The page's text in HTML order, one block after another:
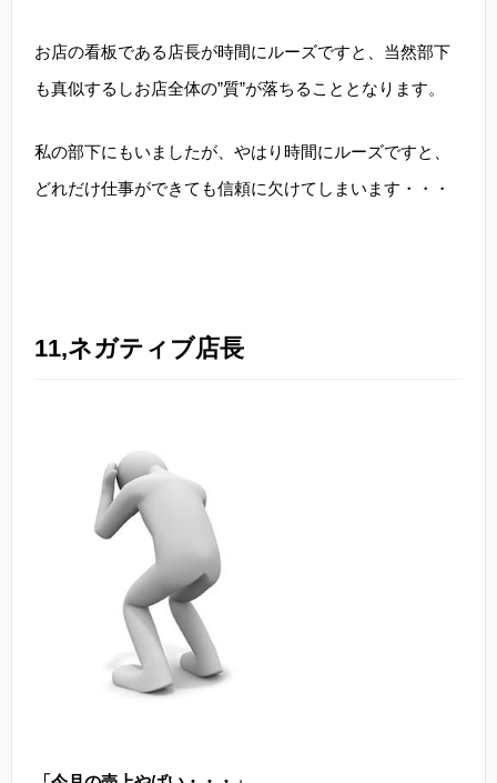
お店の看板である店長が時間にルーズですと、当然部下
も真似するしお店全体の”質”が落ちることとなります。
私の部下にもいましたが、やはり時間にルーズですと、
どれだけ仕事ができても信頼に欠けてしまいます・・・
11,ネガティブ店長